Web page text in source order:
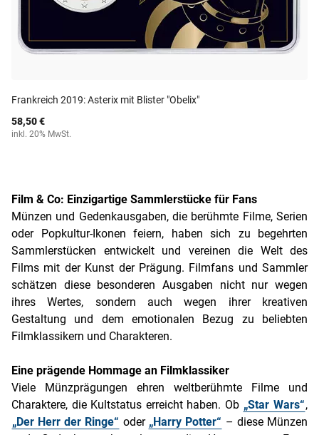
Frankreich 2019: Asterix mit Blister "Obelix"
58,50 €
inkl. 20% MwSt.
Film & Co: Einzigartige Sammlerstücke für Fans
Münzen und Gedenkausgaben, die berühmte Filme, Serien
oder Popkultur-Ikonen feiern, haben sich zu begehrten
Sammlerstücken entwickelt und vereinen die Welt des
Films mit der Kunst der Prägung. Filmfans und Sammler
schätzen diese besonderen Ausgaben nicht nur wegen
ihres Wertes, sondern auch wegen ihrer kreativen
Gestaltung und dem emotionalen Bezug zu beliebten
Filmklassikern und Charakteren.
Eine prägende Hommage an Filmklassiker
Viele Münzprägungen ehren weltberühmte Filme und
Charaktere, die Kultstatus erreicht haben. Ob „Star Wars“,
„Der Herr der Ringe“ oder „Harry Potter“ – diese Münzen